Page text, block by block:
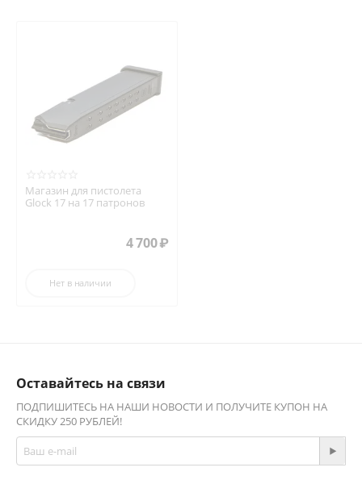
Магазин для пистолета
Glock 17 на 17 патронов
4 700₽
Нет в наличии
Оставайтесь на связи
ПОДПИШИТЕСЬ НА НАШИ НОВОСТИ И ПОЛУЧИТЕ КУПОН НА
СКИДКУ 250 РУБЛЕЙ!